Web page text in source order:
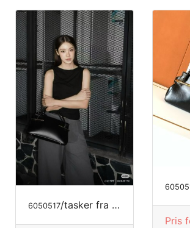
6050517/tasker fra GIVENCHY
Pris